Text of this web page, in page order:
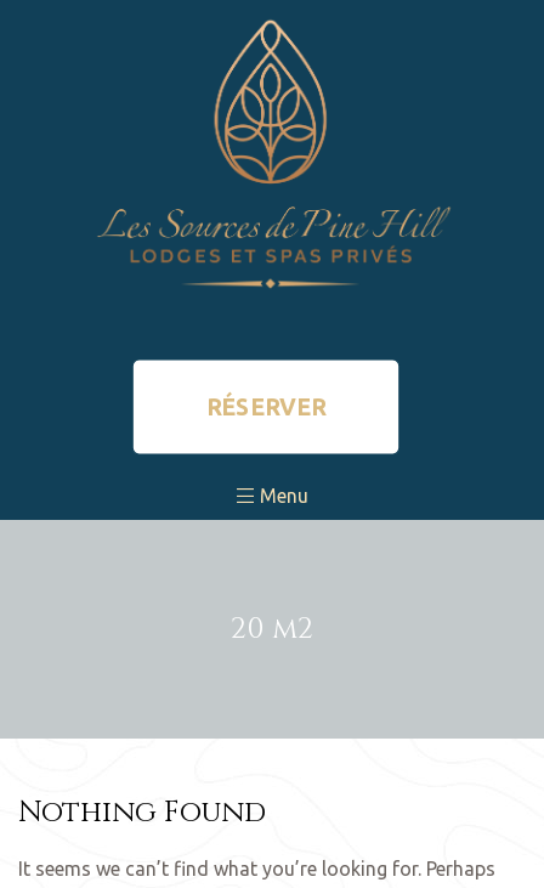
RÉSERVER
Menu
20 m2
Nothing Found
It seems we can’t find what you’re looking for. Perhaps